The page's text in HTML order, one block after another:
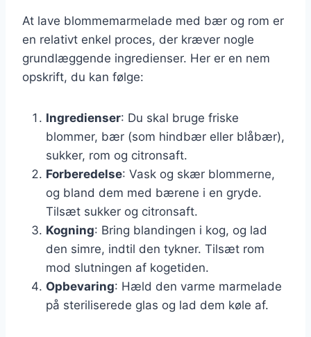
At lave blommemarmelade med bær og rom er
en relativt enkel proces, der kræver nogle
grundlæggende ingredienser. Her er en nem
opskrift, du kan følge:
Ingredienser: Du skal bruge friske
blommer, bær (som hindbær eller blåbær),
sukker, rom og citronsaft.
Forberedelse: Vask og skær blommerne,
og bland dem med bærene i en gryde.
Tilsæt sukker og citronsaft.
Kogning: Bring blandingen i kog, og lad
den simre, indtil den tykner. Tilsæt rom
mod slutningen af kogetiden.
Opbevaring: Hæld den varme marmelade
på steriliserede glas og lad dem køle af.